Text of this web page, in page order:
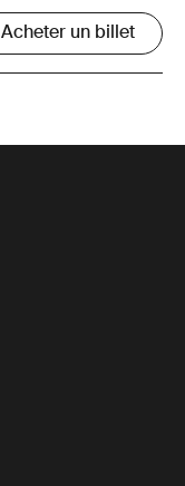
Acheter un billet